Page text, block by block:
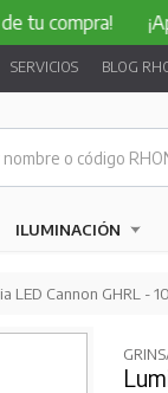
SERVICIOS BLOG
ILUMINACIÓN
LED Cannon GHRL -